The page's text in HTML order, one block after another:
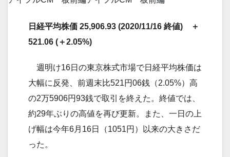
日経平均株価 25,906.93 (2020/11/16 終値) ＋
521.06 (＋2.05%)
週明け16日の東京株式市場で日経平均株価は
大幅に反発、前週末比521円06銭（2.05%）高
の2万5906円93銭で取引を終えた。終値では、
約29年ぶりの高値を再び更新。また、一日の上
げ幅は今年6月16日（1051円）以来の大きさだ
った。